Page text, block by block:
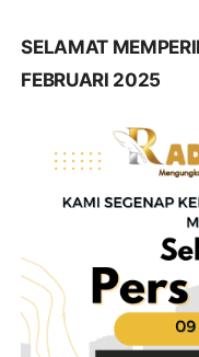
SELAMAT
FEBRUARI 2025